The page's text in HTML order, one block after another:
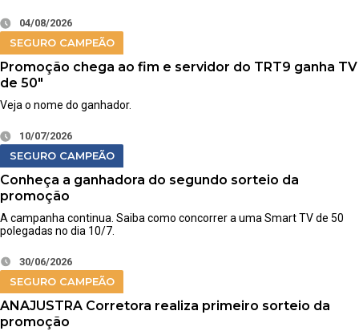
04/08/2026
SEGURO CAMPEÃO
Promoção chega ao fim e servidor do TRT9 ganha TV
de 50″
Veja o nome do ganhador.
10/07/2026
SEGURO CAMPEÃO
Conheça a ganhadora do segundo sorteio da
promoção
A campanha continua. Saiba como concorrer a uma Smart TV de 50
polegadas no dia 10/7.
30/06/2026
SEGURO CAMPEÃO
ANAJUSTRA Corretora realiza primeiro sorteio da
promoção